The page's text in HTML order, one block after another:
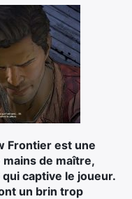
Frontier est une
de maître,
captive le joueur.
un brin trop